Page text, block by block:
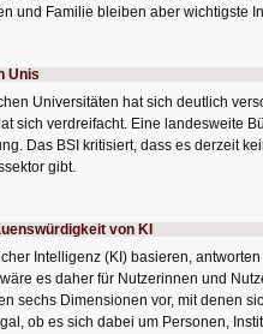
und Familie bleiben aber wichtigste
Unis
Universitäten hat sich deutlich
sich verdreifacht. Eine landesweite
Das BSI kritisiert, dass es derzeit
gibt.
von KI
Intelligenz (KI) basieren,
es daher für Nutzerinnen und
sechs Dimensionen vor, mit denen
ob es sich dabei um Personen,